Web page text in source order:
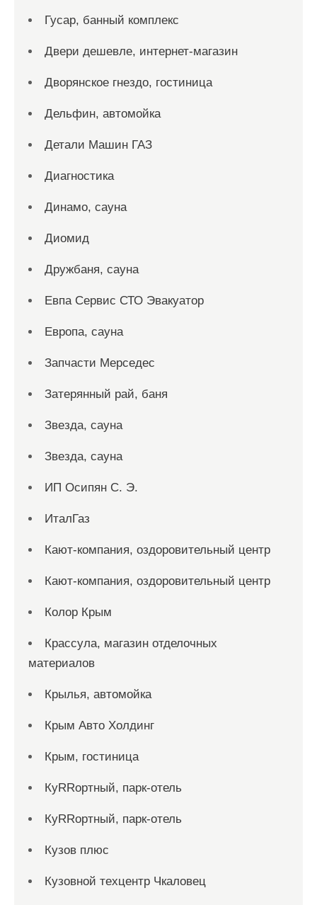
Гусар, банный комплекс
Двери дешевле, интернет-магазин
Дворянское гнездо, гостиница
Дельфин, автомойка
Детали Машин ГАЗ
Диагностика
Динамо, сауна
Диомид
Дружбаня, сауна
Евпа Сервис СТО Эвакуатор
Европа, сауна
Запчасти Мерседес
Затерянный рай, баня
Звезда, сауна
Звезда, сауна
ИП Осипян С. Э.
ИталГаз
Кают-компания, оздоровительный центр
Кают-компания, оздоровительный центр
Колор Крым
Крассула, магазин отделочных
материалов
Крылья, автомойка
Крым Авто Холдинг
Крым, гостиница
КуRRортный, парк-отель
КуRRортный, парк-отель
Кузов плюс
Кузовной техцентр Чкаловец